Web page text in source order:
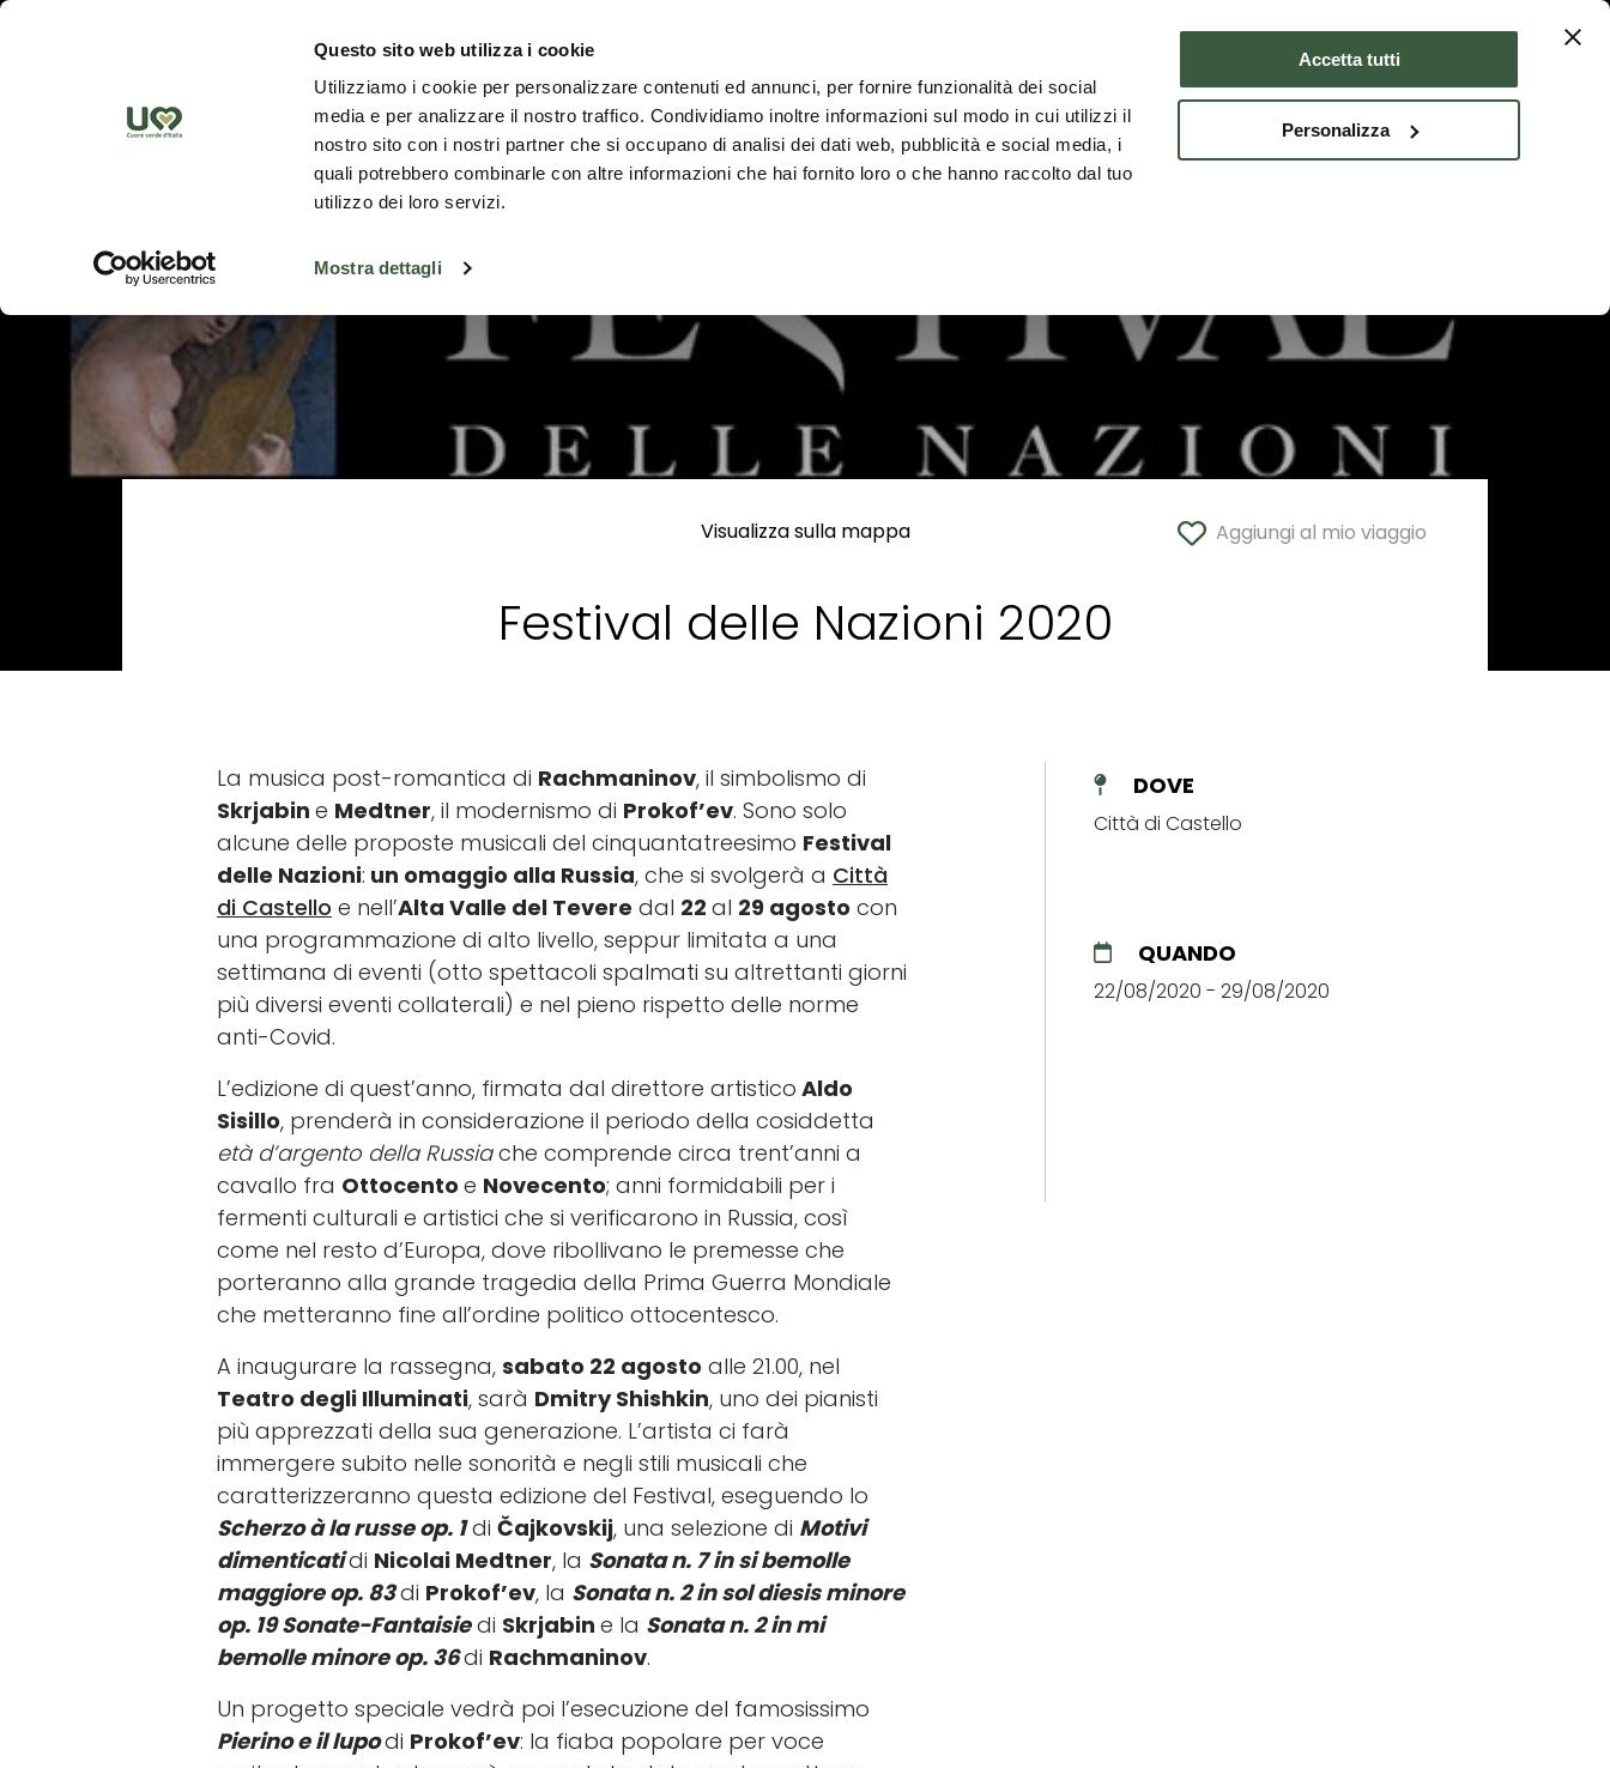
Questo sito web utilizza i cookie
Utilizziamo i cookie per personalizzare contenuti ed annunci, per fornire funzionalità dei social
media e per analizzare il nostro traffico. Condividiamo inoltre informazioni sul modo in cui utilizzi il
nostro sito con i nostri partner che si occupano di analisi dei dati web, pubblicità e social media, i
quali potrebbero combinarle con altre informazioni che hai fornito loro o che hanno raccolto dal tuo
utilizzo dei loro servizi.
Mostra dettagli
Accetta tutti
Personalizza
Scopri il territorio
Visualizza sulla mappa Aggiungi al mio viaggio
Festival delle Nazioni 2020
La musica post-romantica di Rachmaninov, il simbolismo di
Skrjabin e Medtner, il modernismo di Prokof’ev. Sono solo
alcune delle proposte musicali del cinquantatreesimo Festival
delle Nazioni: un omaggio alla Russia, che si svolgerà a Città
di Castello e nell’Alta Valle del Tevere dal 22 al 29 agosto con
una programmazione di alto livello, seppur limitata a una
settimana di eventi (otto spettacoli spalmati su altrettanti giorni
più diversi eventi collaterali) e nel pieno rispetto delle norme
anti-Covid.
L’edizione di quest’anno, firmata dal direttore artistico Aldo
Sisillo, prenderà in considerazione il periodo della cosiddetta
età d’argento della Russiache comprende circa trent’anni a
cavallo fra Ottocento e Novecento; anni formidabili per i
fermenti culturali e artistici che si verificarono in Russia, così
come nel resto d’Europa, dove ribollivano le premesse che
porteranno alla grande tragedia della Prima Guerra Mondiale
che metteranno fine all’ordine politico ottocentesco.
A inaugurare la rassegna, sabato 22 agosto alle 21.00, nel
Teatro degli Illuminati, sarà Dmitry Shishkin, uno dei pianisti
più apprezzati della sua generazione. L’artista ci farà
immergere subito nelle sonorità e negli stili musicali che
caratterizzeranno questa edizione del Festival, eseguendo lo
Scherzo à la russe op. 1di Čajkovskij, una selezione di Motivi
dimenticatidi Nicolai Medtner, la Sonata n. 7 in si bemolle
maggiore op. 83di Prokof’ev, la Sonata n. 2 in sol diesis minore
op. 19 Sonate-Fantaisiedi Skrjabin e la Sonata n. 2 in mi
bemolle minore op. 36di Rachmaninov.
Un progetto speciale vedrà poi l’esecuzione del famosissimo
Pierino e il lupodi Prokof’ev: la fiaba popolare per voce
DOVE
Città di Castello
QUANDO
22/08/2020 - 29/08/2020